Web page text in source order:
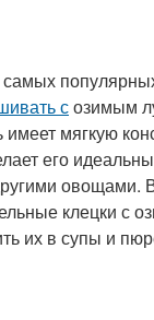
самых
созимым
имеет мягкую
его
овощами.
клецки с
их в супы и